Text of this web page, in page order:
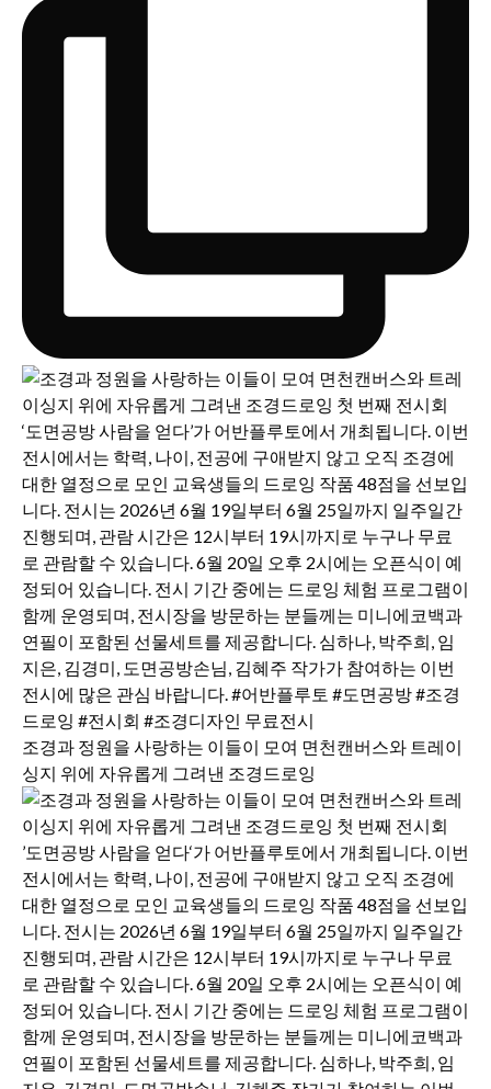
조경과 정원을 사랑하는 이들이 모여 면천캔버스와 트레이
싱지 위에 자유롭게 그려낸 조경드로잉